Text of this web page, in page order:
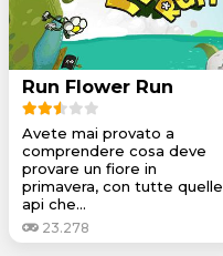
Run Flower Run
Avete mai provato a
comprendere cosa deve
provare un fiore in
primavera, con tutte quelle
api che...
23.278